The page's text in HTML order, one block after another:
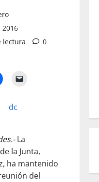
2016
lectura
0
La
la Junta,
ha mantenido
del